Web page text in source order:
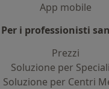
App mobile
Per i professionisti
Prezzi
Soluzione per
Soluzione per Centri